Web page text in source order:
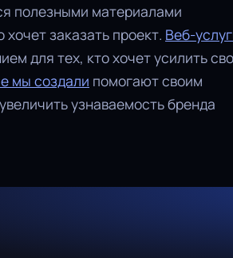
полезными материалами
заказать проект. Веб-
для тех, кто хочет усилить
мы создали помогают своим
узнаваемость бренда